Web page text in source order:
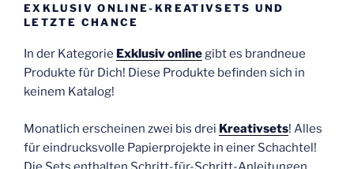
EXKLUSIV ONLINE-KREATIVSETS UND
LETZTE CHANCE
In der Kategorie Exklusiv onlinegibt es brandneue
Produkte für Dich! Diese Produkte befinden sich in
keinem Katalog!
Monatlich erscheinen zwei bis drei Kreativsets! Alles
für eindrucksvolle Papierprojekte in einer Schachtel!